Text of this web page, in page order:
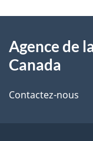
l
s
d
e
o
t
r
r
propos
ce
Agence de
Canada
Contactez-nous